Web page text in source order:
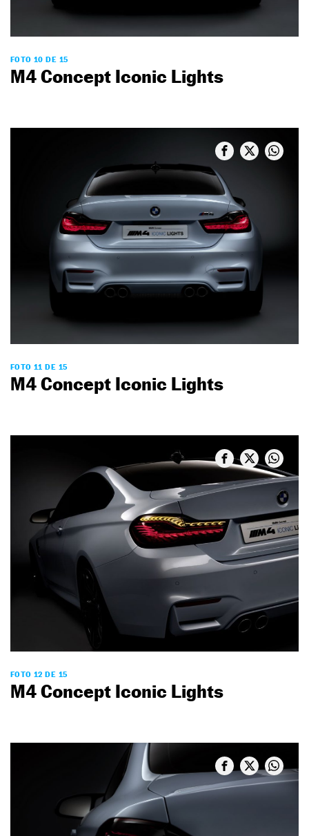
FOTO 10 DE 15
M4 Concept Iconic Lights
FOTO 11 DE 15
M4 Concept Iconic Lights
FOTO 12 DE 15
M4 Concept Iconic Lights